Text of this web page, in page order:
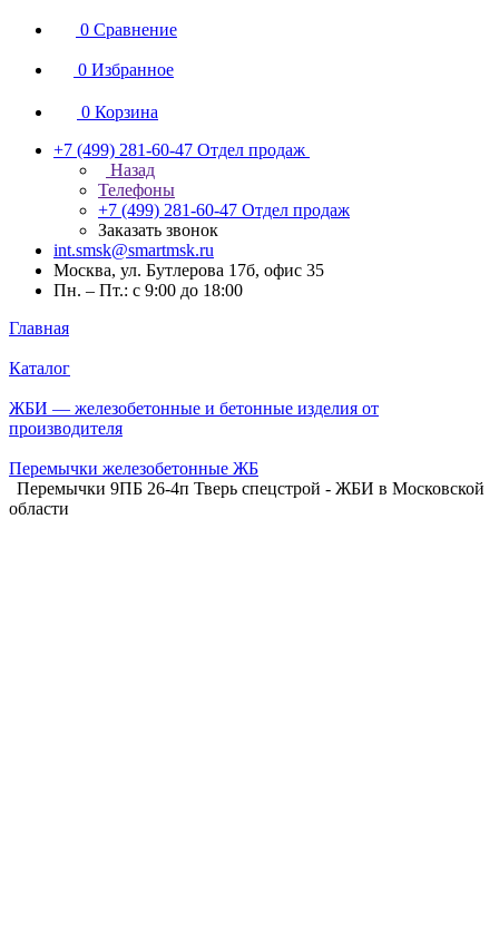
0 Сравнение
0 Избранное
0 Корзина
+7 (499) 281-60-47 Отдел продаж
Назад
Телефоны
+7 (499) 281-60-47 Отдел продаж
Заказать звонок
int.smsk@smartmsk.ru
Москва, ул. Бутлерова 17б, офис 35
Пн. – Пт.: с 9:00 до 18:00
Главная
Каталог
ЖБИ — железобетонные и бетонные изделия от
производителя
Перемычки железобетонные ЖБ
Перемычки 9ПБ 26-4п Тверь спецстрой - ЖБИ в Московской
области